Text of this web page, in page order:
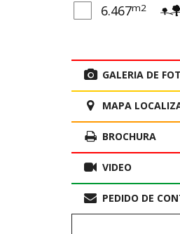
6.467m2
GALERIA DE
MAPA
BROCHURA
VIDEO
PEDIDO DE